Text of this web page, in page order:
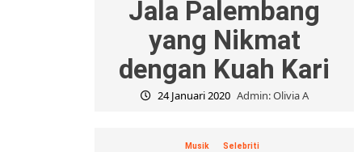
Jala Palembang
yang Nikmat
dengan Kuah Kari
24 Januari 2020 Admin: Olivia A
Musik Selebriti